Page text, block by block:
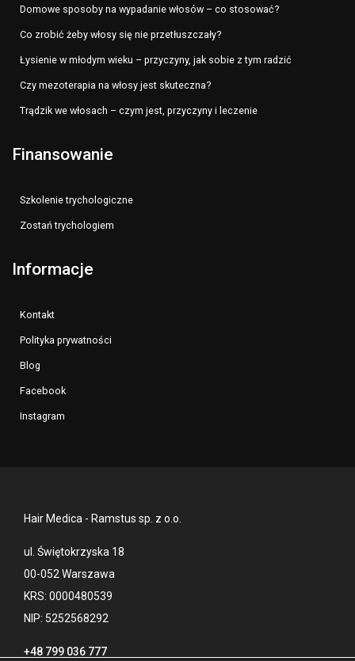
Domowe sposoby na wypadanie włosów – co stosować?
Co zrobić żeby włosy się nie przetłuszczały?
Łysienie w młodym wieku – przyczyny, jak sobie z tym radzić
Czy mezoterapia na włosy jest skuteczna?
Trądzik we włosach – czym jest, przyczyny i leczenie
Finansowanie
Szkolenie trychologiczne
Zostań trychologiem
Informacje
Kontakt
Polityka prywatności
Blog
Facebook
Instagram
Hair Medica - Ramstus sp. z o.o.
ul. Świętokrzyska 18
00-052 Warszawa
KRS: 0000480539
NIP: 5252568292
+48 799 036 777